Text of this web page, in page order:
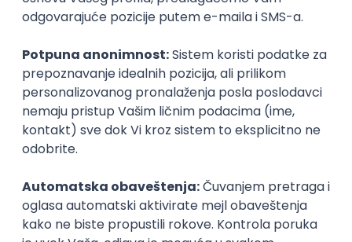
Prijavi se
WordPress Developer
Zoftify — Travel Software Development
Rad od kuće
15.09.2026.
PHP JavaScript CSS HTML REST
WordPress
Agile
Figma